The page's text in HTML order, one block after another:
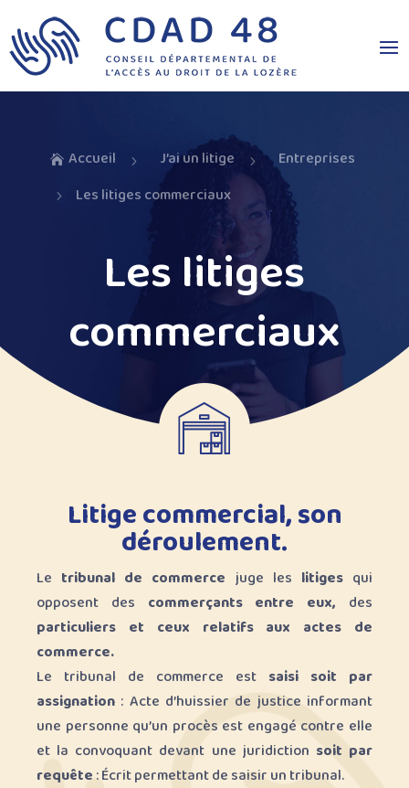
 Accueil 5 J’ai un litige 5 Entreprises
5 Les litiges commerciaux
Les litiges
commerciaux
Litige commercial, son
déroulement.
Le tribunal de commerce juge les litigesqui
opposent des commerçants entre eux, des
particuliers et ceux relatifs aux actes de
commerce.
Le tribunal de commerce est saisi soit par
assignation : Acte d’huissier de justice informant
une personne qu’un procès est engagé contre elle
et la convoquant devant une juridiction soit par
requête : Écrit permettant de saisir un tribunal.